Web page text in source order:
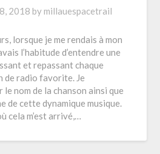
2018 by millauespacetrail
lorsque je me rendais à mon
l’habitude d’entendre une
et repassant chaque
de radio favorite. Je
nom de la chanson ainsi que
de cette dynamique musique.
cela m’est arrivé,…